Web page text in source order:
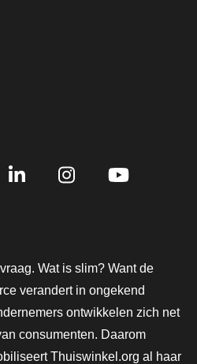
Wat is slim? Want de
verandert in ongekend
ontwikkelen zich net
consumenten. Daarom
Thuiswinkel.org al haar